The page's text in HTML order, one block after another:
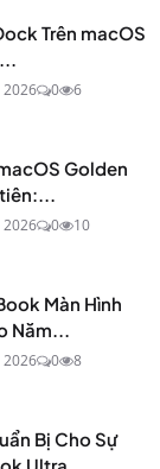
Trên macOS
2026 0 6
Golden
2026 0 10
Màn Hình
Năm...
2026 0 8
Bị Cho Sự